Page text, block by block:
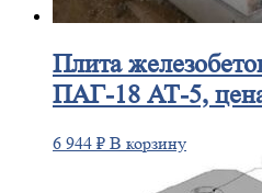
Плита
ПАГ-18 АТ-5,
6 944 ₽ В корзину